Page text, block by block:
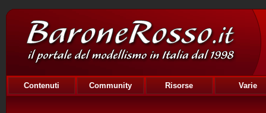
Contenuti Community Risorse Varie